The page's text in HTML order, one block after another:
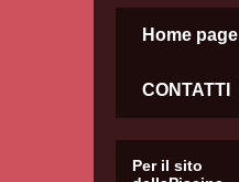
Home page
CONTATTI
Per il sito